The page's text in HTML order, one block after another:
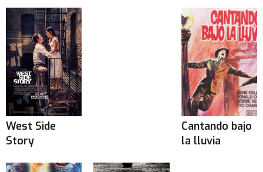
West Side
Story
Cantando bajo
la lluvia